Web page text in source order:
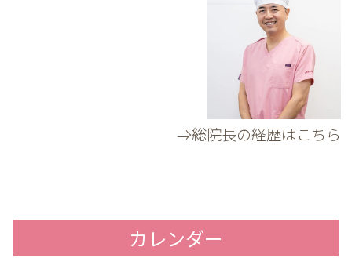
⇒総院長の経歴はこちら
カレンダー